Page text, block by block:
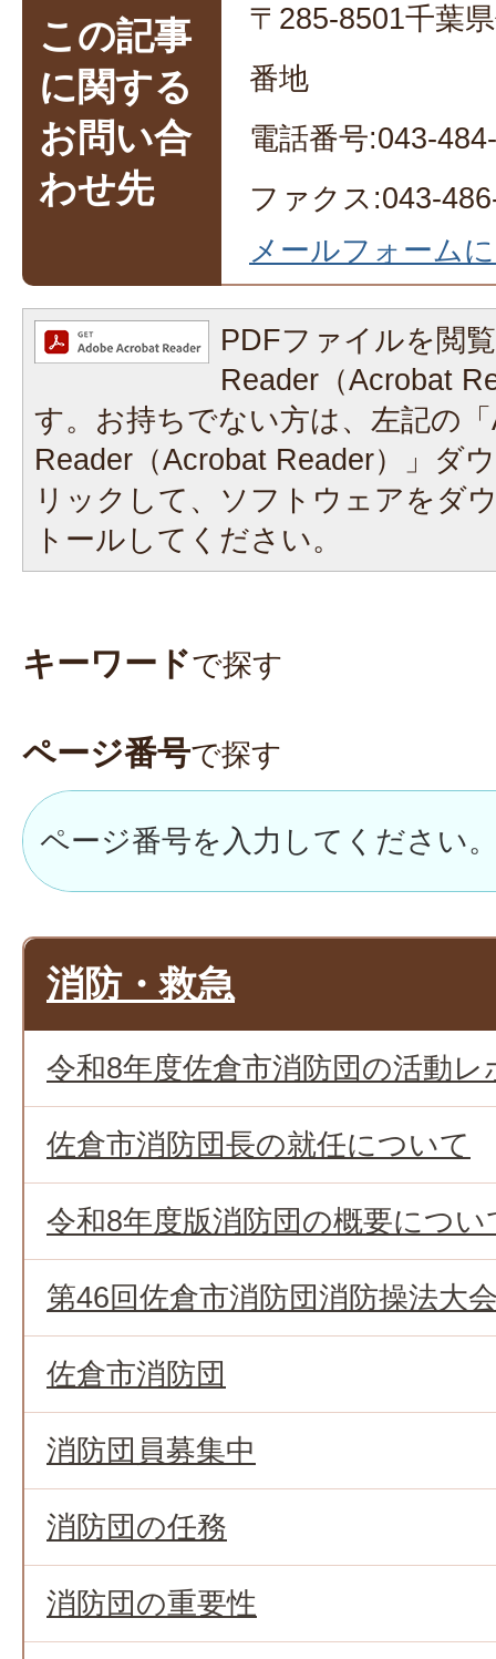
この記事
に関する
お問い合
わせ先
〒285-8501千葉
番地
電話番号:043-
ファクス:043-
メールフォーム
PDFファイルを閲
Reader（Acrobat
す。お持ちでない方は、左記の
Reader（Acrobat Reader）」ダ
リックして、ソフトウェアをダ
トールしてください。
キーワードで探す
ページ番号で探す
消防・救急
令和8年度佐倉市消防団の活動レ
佐倉市消防団長の就任について
令和8年度版消防団の概要につい
第46回佐倉市消防団消防操法大
佐倉市消防団
消防団員募集中
消防団の任務
消防団の重要性